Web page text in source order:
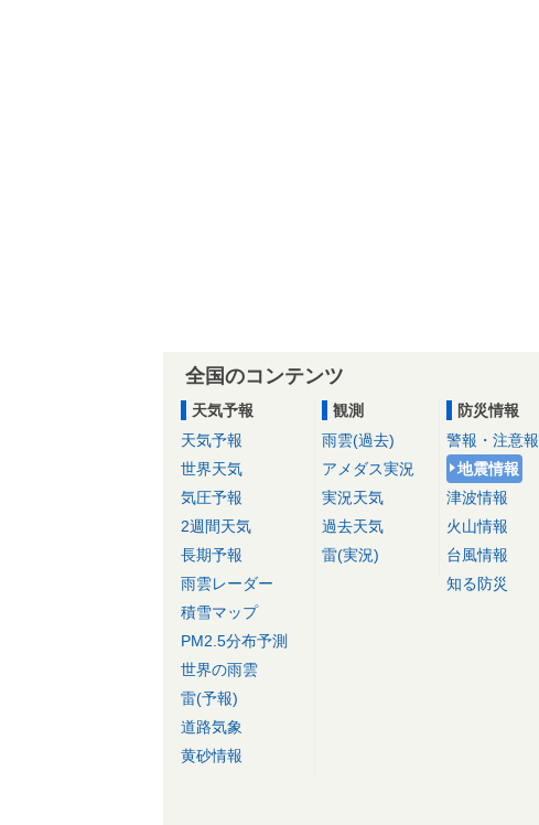
全国のコンテンツ
天気予報
天気予報
世界天気
気圧予報
2週間天気
長期予報
雨雲レーダー
積雪マップ
PM2.5分布予測
世界の雨雲
雷(予報)
道路気象
黄砂情報
観測
雨雲(過去)
アメダス実況
実況天気
過去天気
雷(実況)
防災情報
警報・注意報
地震情報
津波情報
火山情報
台風情報
知る防災